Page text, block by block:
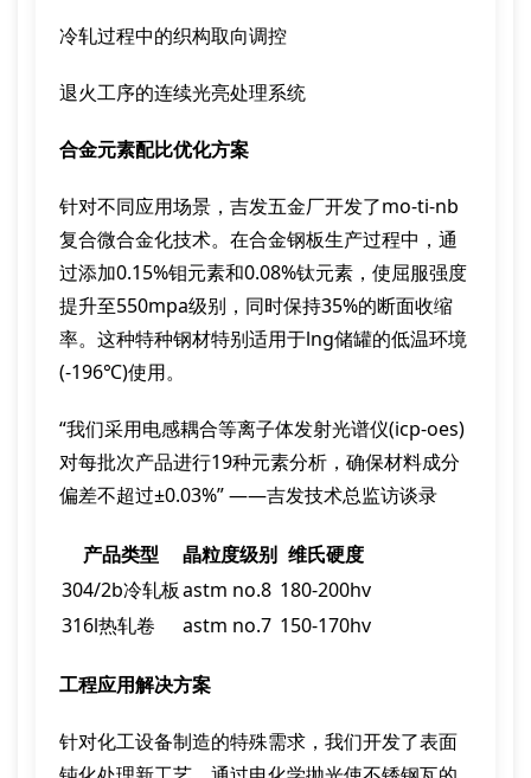
冷轧过程中的织构取向调控
退火工序的连续光亮处理系统
合金元素配比优化方案
针对不同应用场景，吉发五金厂开发了mo-ti-nb
复合微合金化技术。在合金钢板生产过程中，通
过添加0.15%钼元素和0.08%钛元素，使屈服强度
提升至550mpa级别，同时保持35%的断面收缩
率。这种特种钢材特别适用于lng储罐的低温环境
(-196℃)使用。
“我们采用电感耦合等离子体发射光谱仪(icp-oes)
对每批次产品进行19种元素分析，确保材料成分
偏差不超过±0.03%” ——吉发技术总监访谈录
产品类型 晶粒度级别 维氏硬度
304/2b冷轧板astm no.8 180-200hv
316l热轧卷
astm no.7 150-170hv
工程应用解决方案
针对化工设备制造的特殊需求，我们开发了表面